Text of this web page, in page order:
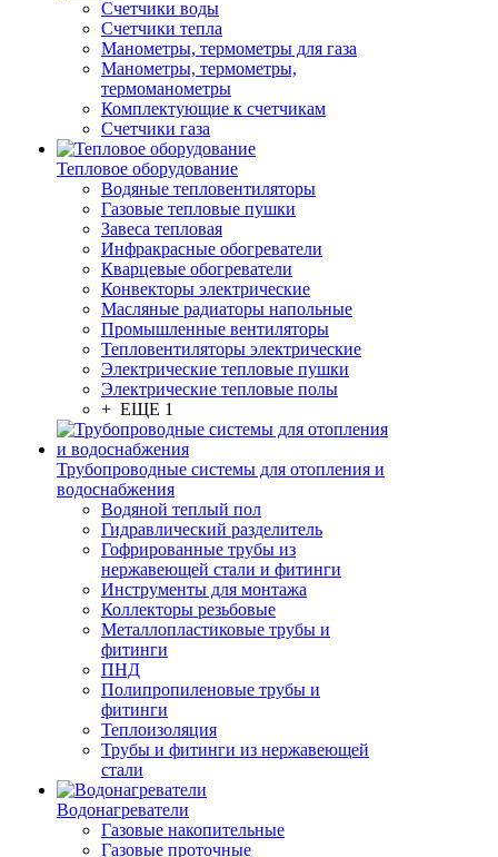
Счетчики воды
Счетчики тепла
Манометры, термометры для газа
Манометры, термометры,
термоманометры
Комплектующие к счетчикам
Счетчики газа
Тепловое оборудование
Водяные тепловентиляторы
Газовые тепловые пушки
Завеса тепловая
Инфракрасные обогреватели
Кварцевые обогреватели
Конвекторы электрические
Масляные радиаторы напольные
Промышленные вентиляторы
Тепловентиляторы электрические
Электрические тепловые пушки
Электрические тепловые полы
+ ЕЩЕ 1
Трубопроводные системы для отопления и
водоснабжения
Водяной теплый пол
Гидравлический разделитель
Гофрированные трубы из
нержавеющей стали и фитинги
Инструменты для монтажа
Коллекторы резьбовые
Металлопластиковые трубы и
фитинги
ПНД
Полипропиленовые трубы и
фитинги
Теплоизоляция
Трубы и фитинги из нержавеющей
стали
Водонагреватели
Газовые накопительные
Газовые проточные